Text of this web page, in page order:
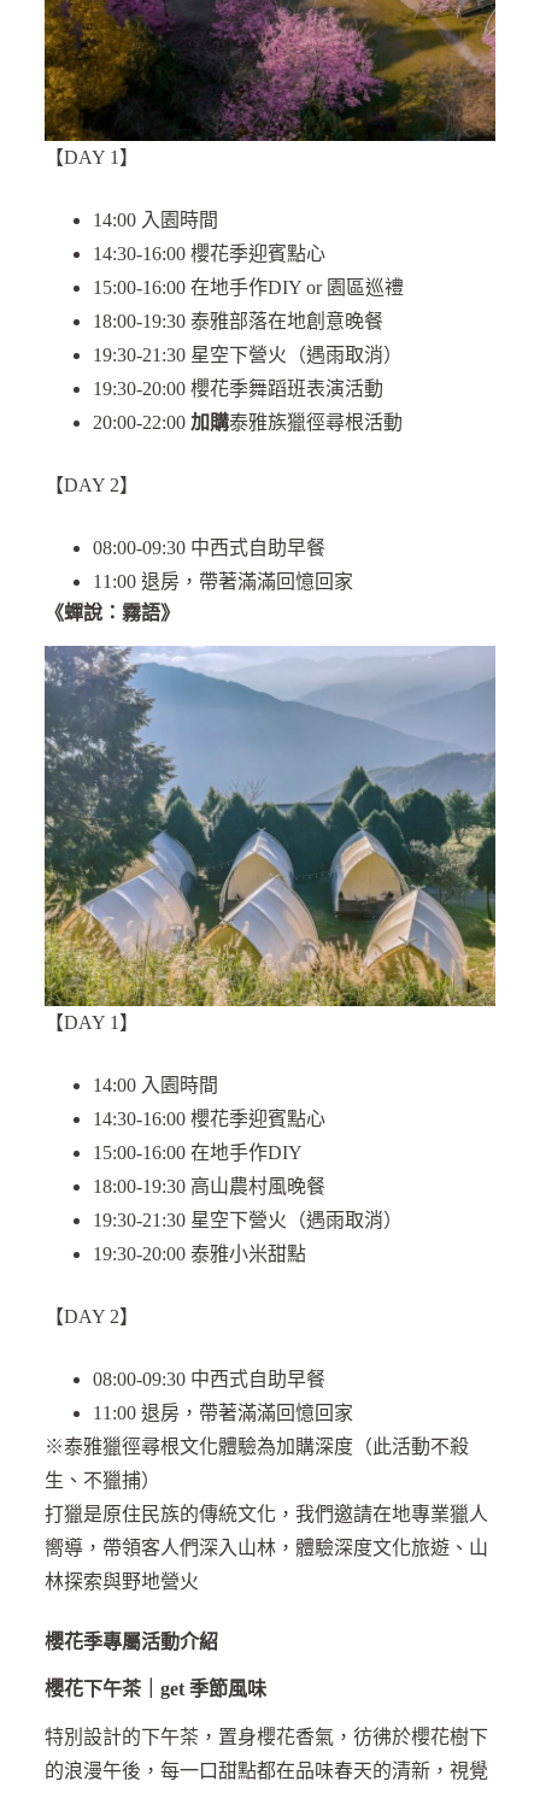
【DAY 1】
14:00 入園時間
14:30-16:00 櫻花季迎賓點心
15:00-16:00 在地手作DIY or 園區巡禮
18:00-19:30 泰雅部落在地創意晚餐
19:30-21:30 星空下營火（遇雨取消）
19:30-20:00 櫻花季舞蹈班表演活動
20:00-22:00 加購泰雅族獵徑尋根活動
【DAY 2】
08:00-09:30 中西式自助早餐
11:00 退房，帶著滿滿回憶回家
《蟬說：霧語》
【DAY 1】
14:00 入園時間
14:30-16:00 櫻花季迎賓點心
15:00-16:00 在地手作DIY
18:00-19:30 高山農村風晚餐
19:30-21:30 星空下營火（遇雨取消）
19:30-20:00 泰雅小米甜點
【DAY 2】
08:00-09:30 中西式自助早餐
11:00 退房，帶著滿滿回憶回家
※泰雅獵徑尋根文化體驗為加購深度（此活動不殺
生、不獵捕）
打獵是原住民族的傳統文化，我們邀請在地專業獵人
嚮導，帶領客人們深入山林，體驗深度文化旅遊、山
林探索與野地營火
櫻花季專屬活動介紹
櫻花下午茶｜get 季節風味
特別設計的下午茶，置身櫻花香氣，彷彿於櫻花樹下
的浪漫午後，每一口甜點都在品味春天的清新，視覺